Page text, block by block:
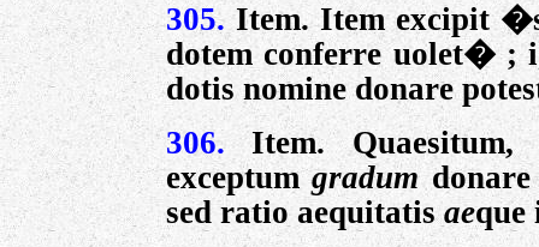
305. Item. Item excipit
dotem conferre uolet� ;
dotis nomine donare
306.
Item.
exceptumgradum
sed ratio aequitatisaeque